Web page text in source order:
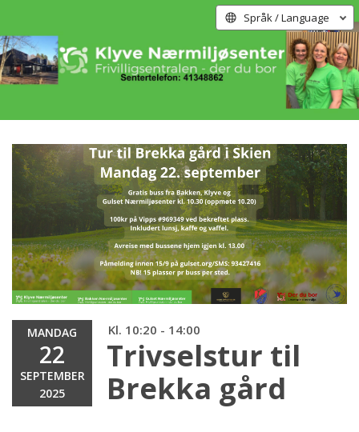
Språk / Language
MANDAG
22
SEPTEMBER
2025
Kl. 10:20 - 14:00
Trivselstur til
Brekka gård